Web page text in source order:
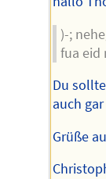
)-;
fua eid
Du
auch
Grüße